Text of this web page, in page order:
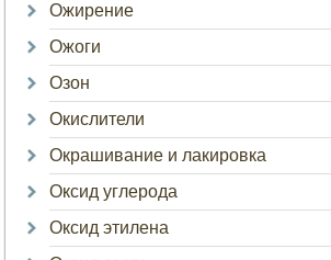
Ожирение
Ожоги
Озон
Окислители
Окрашивание и лакировка
Оксид углерода
Оксид этилена